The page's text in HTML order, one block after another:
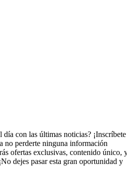
día con las últimas noticias? ¡Inscríbete
no perderte ninguna información
ofertas exclusivas, contenido único,
dejes pasar esta gran oportunidad y